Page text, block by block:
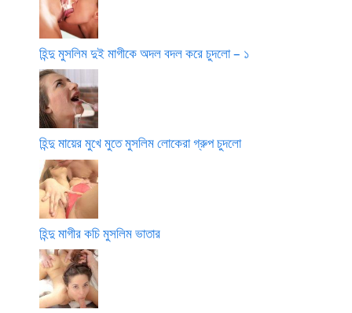
হিন্দু মুসলিম দুই মাগীকে অদল বদল করে চুদলো – ১
হিন্দু মায়ের মুখে মুতে মুসলিম লোকেরা গ্রুপ চুদলো
হিন্দু মাগীর কচি মুসলিম ভাতার